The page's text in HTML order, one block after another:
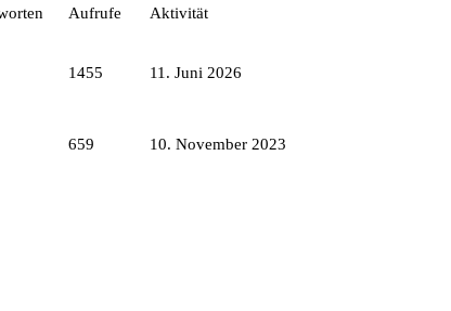
Aufrufe Aktivität
1455 11. Juni 2026
659 10. November 2023